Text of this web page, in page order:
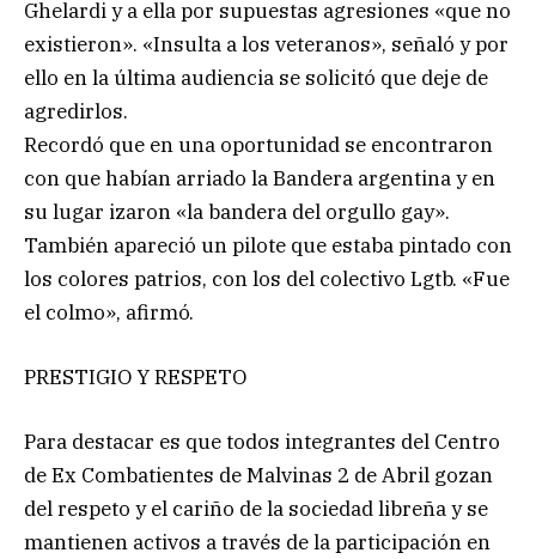
Ghelardi y a ella por supuestas agresiones «que no
existieron». «Insulta a los veteranos», señaló y por
ello en la última audiencia se solicitó que deje de
agredirlos.
Recordó que en una oportunidad se encontraron
con que habían arriado la Bandera argentina y en
su lugar izaron «la bandera del orgullo gay».
También apareció un pilote que estaba pintado con
los colores patrios, con los del colectivo Lgtb. «Fue
el colmo», afirmó.
PRESTIGIO Y RESPETO
Para destacar es que todos integrantes del Centro
de Ex Combatientes de Malvinas 2 de Abril gozan
del respeto y el cariño de la sociedad libreña y se
mantienen activos a través de la participación en